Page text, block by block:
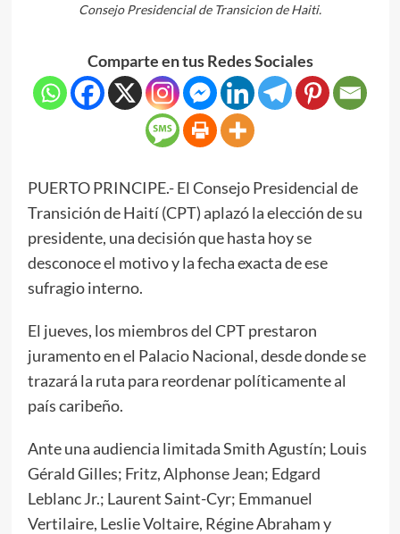
Consejo Presidencial de Transicion de Haiti.
Comparte en tus Redes Sociales
PUERTO PRINCIPE.- El Consejo Presidencial de
Transición de Haití (CPT) aplazó la elección de su
presidente, una decisión que hasta hoy se
desconoce el motivo y la fecha exacta de ese
sufragio interno.
El jueves, los miembros del CPT prestaron
juramento en el Palacio Nacional, desde donde se
trazará la ruta para reordenar políticamente al
país caribeño.
Ante una audiencia limitada Smith Agustín; Louis
Gérald Gilles; Fritz, Alphonse Jean; Edgard
Leblanc Jr.; Laurent Saint-Cyr; Emmanuel
Vertilaire, Leslie Voltaire, Régine Abraham y